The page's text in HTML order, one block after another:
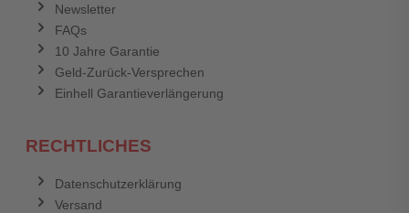
Newsletter
FAQs
10 Jahre Garantie
Geld-Zurück-Versprechen
Einhell Garantieverlängerung
RECHTLICHES
Datenschutzerklärung
Versand